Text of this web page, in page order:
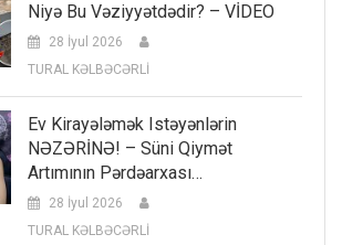
Niyə Bu Vəziyyətdədir? – VİDEO
28 İyul 2026
TURAL KƏLBƏCƏRLİ
Ev Kirayələmək Istəyənlərin
NƏZƏRİNƏ! – Süni Qiymət
Artımının Pərdəarxası…
28 İyul 2026
TURAL KƏLBƏCƏRLİ